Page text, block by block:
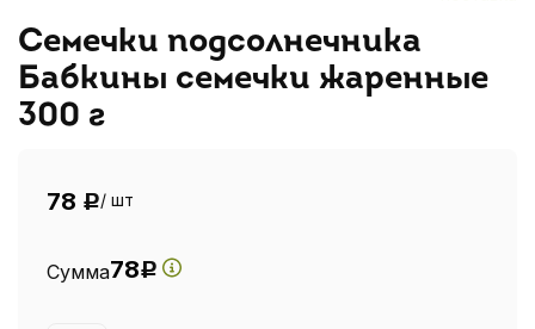
Семечки подсолнечника
Бабкины семечки жаренные
300 г
78 Р/ шт
Сумма78Р